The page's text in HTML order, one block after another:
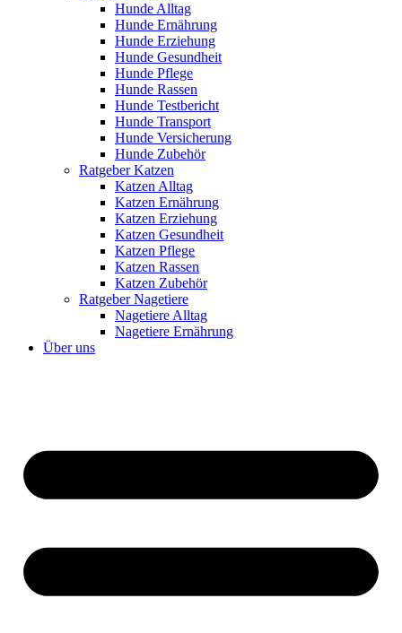
Hunde Alltag
Hunde Ernährung
Hunde Erziehung
Hunde Gesundheit
Hunde Pflege
Hunde Rassen
Hunde Testbericht
Hunde Transport
Hunde Versicherung
Hunde Zubehör
Ratgeber Katzen
Katzen Alltag
Katzen Ernährung
Katzen Erziehung
Katzen Gesundheit
Katzen Pflege
Katzen Rassen
Katzen Zubehör
Ratgeber Nagetiere
Nagetiere Alltag
Nagetiere Ernährung
Über uns